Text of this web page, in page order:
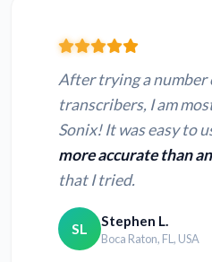
After trying a number
transcribers, I am
Sonix! It was easy to
more accurate than
that I tried.
SL Stephen L.
Boca Raton, FL, USA